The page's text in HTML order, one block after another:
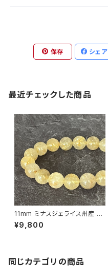
保存 シェア
最近チェックした商品
11mm ミナスジェライス州産 ゴ
ールデン ルチルクォーツ ブレス
レット【鑑別済み・画像現物・RT
¥9,800
同じカテゴリの商品